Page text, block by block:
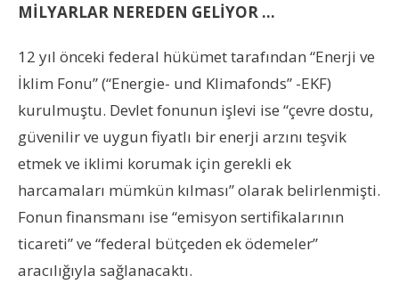
MİLYARLAR NEREDEN GELİYOR …
12 yıl önceki federal hükümet tarafından “Enerji ve
İklim Fonu” (“Energie- und Klimafonds” -EKF)
kurulmuştu. Devlet fonunun işlevi ise “çevre dostu,
güvenilir ve uygun fiyatlı bir enerji arzını teşvik
etmek ve iklimi korumak için gerekli ek
harcamaları mümkün kılması” olarak belirlenmişti.
Fonun finansmanı ise “emisyon sertifikalarının
ticareti” ve “federal bütçeden ek ödemeler”
aracılığıyla sağlanacaktı.